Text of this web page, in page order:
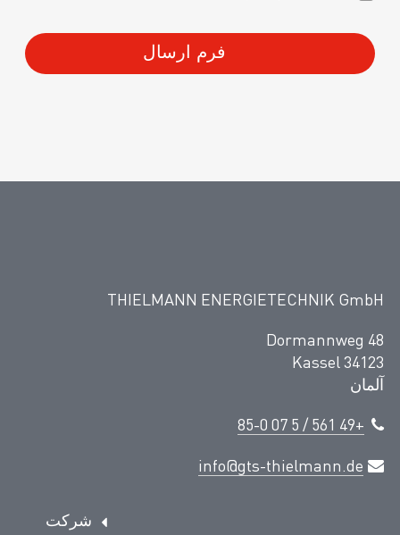
فرم ارسال
THIELMANN ENERGIETECHNIK GmbH
Dormannweg 48
34123 Kassel
آلمان
+49 561 / 5 07 85-0
info@gts-thielmann.de
شرکت